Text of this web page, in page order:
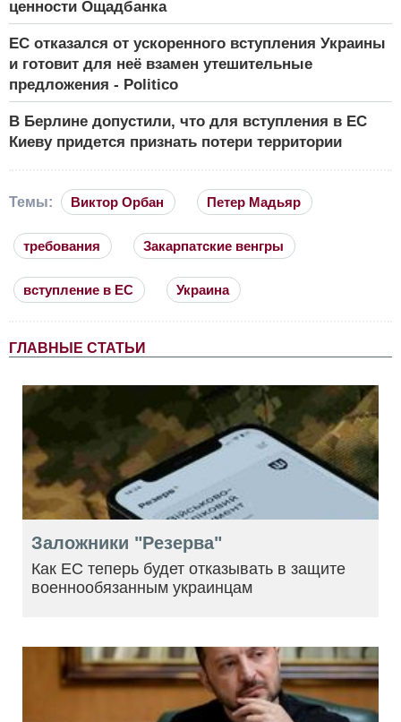
ценности Ощадбанка
ЕС отказался от ускоренного вступления Украины
и готовит для неё взамен утешительные
предложения - Politico
В Берлине допустили, что для вступления в ЕС
Киеву придется признать потери территории
Темы: Виктор Орбан Петер Мадьяр
требования Закарпатские венгры
вступление в ЕС Украина
ГЛАВНЫЕ СТАТЬИ
Заложники "Резерва"
Как ЕС теперь будет отказывать в защите
военнообязанным украинцам